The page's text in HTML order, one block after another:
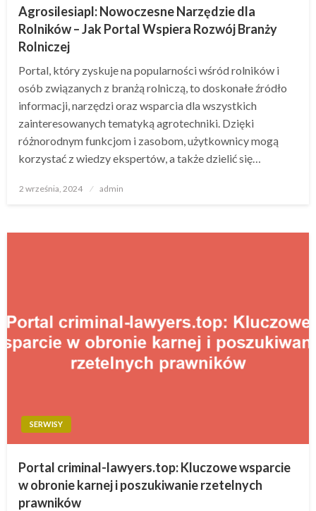
Agrosilesiapl: Nowoczesne Narzędzie dla
Rolników – Jak Portal Wspiera Rozwój Branży
Rolniczej
Portal, który zyskuje na popularności wśród rolników i
osób związanych z branżą rolniczą, to doskonałe źródło
informacji, narzędzi oraz wsparcia dla wszystkich
zainteresowanych tematyką agrotechniki. Dzięki
różnorodnym funkcjom i zasobom, użytkownicy mogą
korzystać z wiedzy ekspertów, a także dzielić się…
Opublikowane
2 września, 2024 admin
SERWISY
Portal criminal-lawyers.top: Kluczowe wsparcie
w obronie karnej i poszukiwanie rzetelnych
prawników